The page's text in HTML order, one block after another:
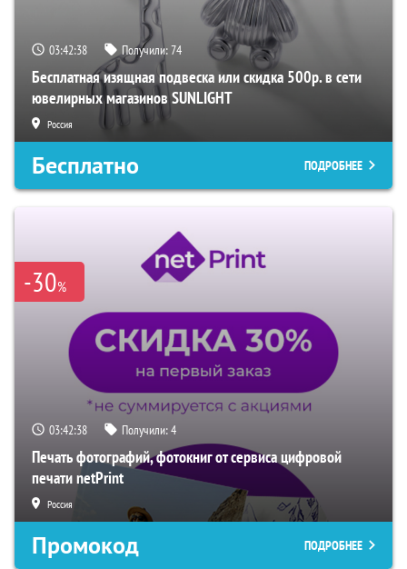
03:42:37 Получили:74
Бесплатная изящная подвеска или скидка 500р. в сети
ювелирных магазинов SUNLIGHT
Россия
Бесплатно ПОДРОБНЕЕ
-30%
03:42:37 Получили:4
Печать фотографий, фотокниг от сервиса цифровой
печати netPrint
Россия
Промокод ПОДРОБНЕЕ